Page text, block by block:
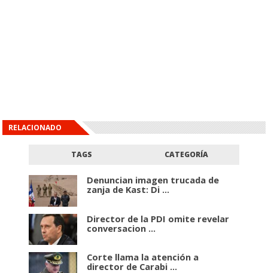
RELACIONADO
TAGS CATEGORÍA
Denuncian imagen trucada de
zanja de Kast: Di ...
Director de la PDI omite revelar
conversacion ...
Corte llama la atención a
director de Carabi ...